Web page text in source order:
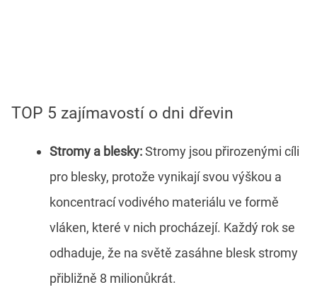
TOP 5 zajímavostí o dni dřevin
Stromy a blesky:Stromy jsou přirozenými cíli
pro blesky, protože vynikají svou výškou a
koncentrací vodivého materiálu ve formě
vláken, které v nich procházejí. Každý rok se
odhaduje, že na světě zasáhne blesk stromy
přibližně 8 milionůkrát.